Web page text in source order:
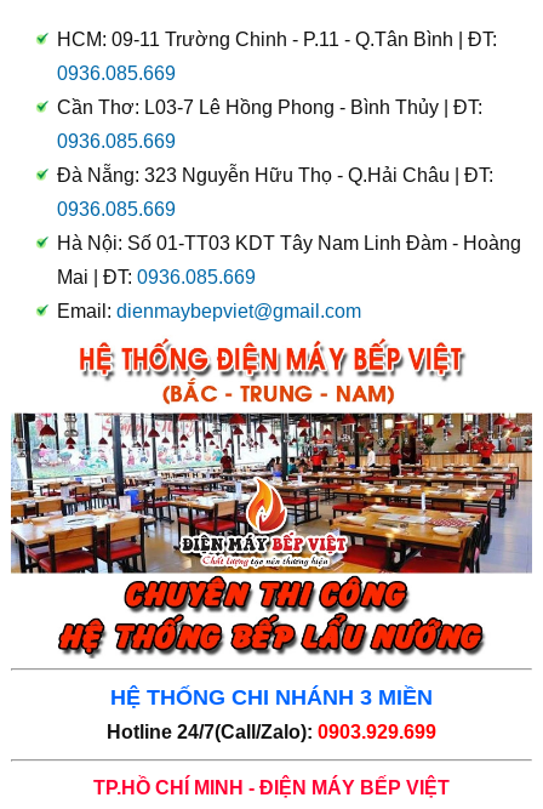
HCM: 09-11 Trường Chinh - P.11 - Q.Tân Bình | ĐT:
0936.085.669
Cần Thơ: L03-7 Lê Hồng Phong - Bình Thủy | ĐT:
0936.085.669
Đà Nẵng: 323 Nguyễn Hữu Thọ - Q.Hải Châu | ĐT:
0936.085.669
Hà Nội: Số 01-TT03 KDT Tây Nam Linh Đàm - Hoàng
Mai | ĐT: 0936.085.669
Email: dienmaybepviet@gmail.com
HỆ THỐNG CHI NHÁNH 3 MIỀN
Hotline 24/7(Call/Zalo): 0903.929.699
TP.HỒ CHÍ MINH - ĐIỆN MÁY BẾP VIỆT